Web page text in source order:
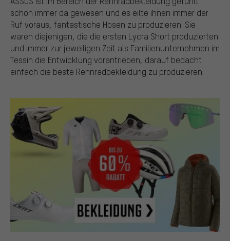
schon immer da gewesen und es eilte ihnen immer der
Ruf voraus, fantastische Hosen zu produzieren. Sie
waren diejenigen, die die ersten Lycra Short produzierten
und immer zur jeweiligen Zeit als Familienunternehmen im
Tessin die Entwicklung vorantrieben, darauf bedacht
einfach die beste Rennradbekleidung zu produzieren.